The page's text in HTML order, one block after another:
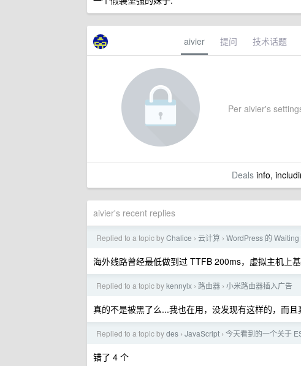
aivier 提问 技术话题
Per aivier's
Dealsinfo,
aivier's recent replies
Replied to a topic byChalice › 云计算 › WordPress 的
海外线路曾经最低做到过 TTFB 200ms，虚拟主机上
Replied to a topic bykennylx › 路由器 › 小米路由器插入广告
真的不是被黑了么...我也在用，没发现有这样的，而
Replied to a topic bydes › JavaScript › 今天看到的一个关于
错了 4 个